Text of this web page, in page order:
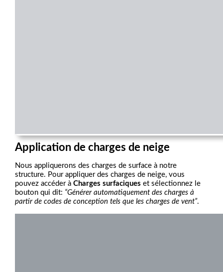
Application de charges de neige
Nous appliquerons des charges de surface à notre
structure. Pour appliquer des charges de neige, vous
pouvez accéder à Charges surfaciques et sélectionnez le
bouton qui dit: “Générer automatiquement des charges à
partir de codes de conception tels que les charges de vent”.